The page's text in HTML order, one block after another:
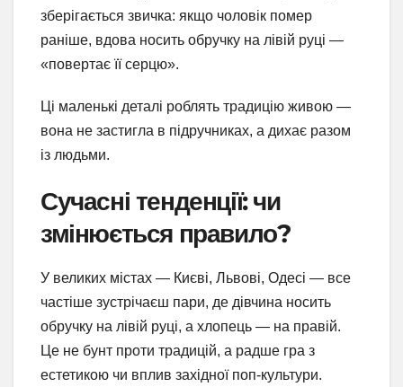
зберігається звичка: якщо чоловік помер
раніше, вдова носить обручку на лівій руці —
«повертає її серцю».
Ці маленькі деталі роблять традицію живою —
вона не застигла в підручниках, а дихає разом
із людьми.
Сучасні тенденції: чи
змінюється правило?
У великих містах — Києві, Львові, Одесі — все
частіше зустрічаєш пари, де дівчина носить
обручку на лівій руці, а хлопець — на правій.
Це не бунт проти традицій, а радше гра з
естетикою чи вплив західної поп-культури.